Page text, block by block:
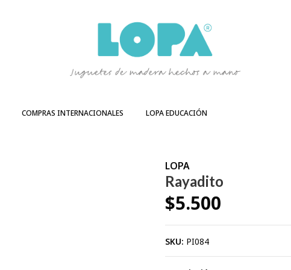
COMPRAS INTERNACIONALES LOPA EDUCACIÓN
LOPA
Rayadito
$5.500
SKU: PI084